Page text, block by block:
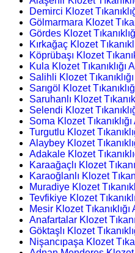
Demirci Klozet
Gölmarmara Klozet
Gördes Klozet
Kırkağaç Klozet
Köprübaşı Klozet
Kula Klozet Tıkanıklığı
Salihli Klozet
Sarıgöl Klozet
Saruhanlı Klozet
Selendi Klozet
Soma Klozet
Turgutlu Klozet
Alaybey Klozet
Adakale Klozet
Karaağaçlı Klozet
Karaoğlanlı Klozet
Muradiye Klozet
Tevfikiye Klozet
Mesir Klozet Tıkanıklığı
Anafartalar Klozet
Göktaşlı Klozet
Nişancıpaşa Klozet